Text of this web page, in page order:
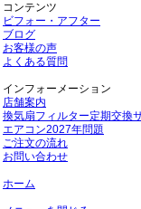
コンテンツ
ビフォー・アフター
ブログ
お客様の声
よくある質問
インフォーメーション
店舗案内
換気扇フィルター定期交換
エアコン2027年問題
ご注文の流れ
お問い合わせ
ホーム